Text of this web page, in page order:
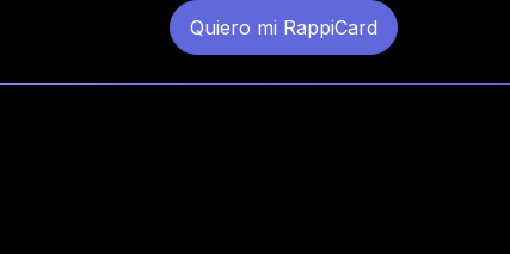
Quiero mi RappiCard